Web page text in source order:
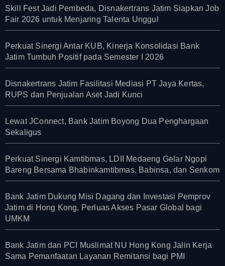
Skill Fest Jadi Pembeda, Disnakertrans Jatim Siapkan Job
Fair 2026 untuk Menjaring Talenta Unggul
Perkuat Sinergi Antar KUB, Kinerja Konsolidasi Bank
Jatim Tumbuh Positif pada Semester I 2026
Disnakertrans Jatim Fasilitasi Mediasi PT Jaya Kertas,
RUPS dan Penjualan Aset Jadi Kunci
Lewat JConnect, Bank Jatim Boyong Dua Penghargaan
Sekaligus
Perkuat Sinergi Kamtibmas, LDII Medaeng Gelar Ngopi
Bareng Bersama Bhabinkamtibmas, Babinsa, dan Senkom
Bank Jatim Dukung Misi Dagang dan Investasi Pemprov
Jatim di Hong Kong, Perluas Akses Pasar Global bagi
UMKM
Bank Jatim dan PCI Muslimat NU Hong Kong Jalin Kerja
Sama Pemanfaatan Layanan Remitansi bagi PMI